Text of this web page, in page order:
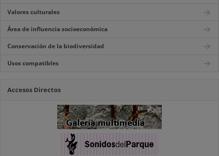
Valores culturales
Área de influencia socioeconómica
Conservación de la biodiversidad
Usos compatibles
Accesos Directos